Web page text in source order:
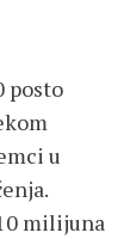
posto
u
milijuna